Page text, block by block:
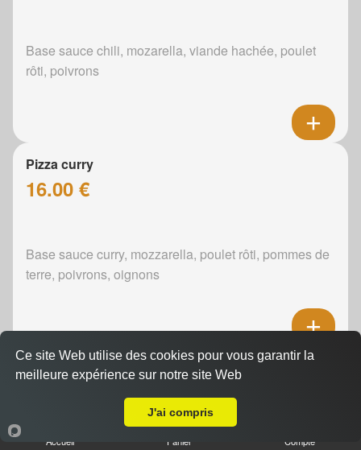
Base sauce chili, mozarella, viande hachée, poulet
rôti, poivrons
Pizza curry
16.00 €
Base sauce curry, mozzarella, poulet rôti, pommes de
terre, poivrons, oignons
Pizza boursin
Accueil Panier Compte
Ce site Web utilise des cookies pour vous garantir la
meilleure expérience sur notre site Web
J'ai compris